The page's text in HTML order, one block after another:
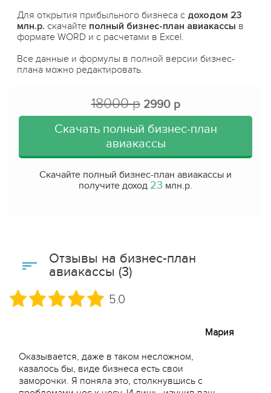
Для открытия прибыльного бизнеса с доходом 23
млн.р. скачайте полный бизнес-план авиакассы в
формате WORD и с расчетами в Excel.
Все данные и формулы в полной версии бизнес-
плана можно редактировать.
18000 р 2990 р
Скачать полный бизнес-план
авиакассы
Скачайте полный бизнес-план авиакассы и
получите доход 23 млн.р.
Отзывы на бизнес-план
авиакассы (3)
5.0
Мария
Оказывается, даже в таком несложном,
казалось бы, виде бизнеса есть свои
заморочки. Я поняла это, столкнувшись с